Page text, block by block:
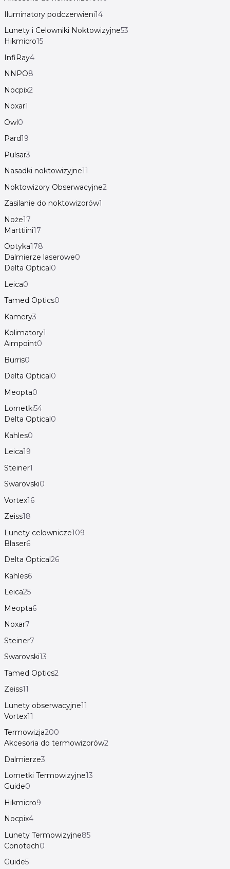
Iluminatory podczerwieni14
Lunety i Celowniki Noktowizyjne53
Hikmicro15
InfiRay4
NNPO8
Nocpix2
Noxar1
Owl0
Pard19
Pulsar3
Nasadki noktowizyjne11
Noktowizory Obserwacyjne2
Zasilanie do noktowizorów1
Noże17
Marttiini17
Optyka178
Dalmierze laserowe0
Delta Optical0
Leica0
Tamed Optics0
Kamery3
Kolimatory1
Aimpoint0
Burris0
Delta Optical0
Meopta0
Lornetki54
Delta Optical0
Kahles0
Leica19
Steiner1
Swarovski0
Vortex16
Zeiss18
Lunety celownicze109
Blaser6
Delta Optical26
Kahles6
Leica25
Meopta6
Noxar7
Steiner7
Swarovski13
Tamed Optics2
Zeiss11
Lunety obserwacyjne11
Vortex11
Termowizja200
Akcesoria do termowizorów2
Dalmierze3
Lornetki Termowizyjne13
Guide0
Hikmicro9
Nocpix4
Lunety Termowizyjne85
Conotech0
Guide5